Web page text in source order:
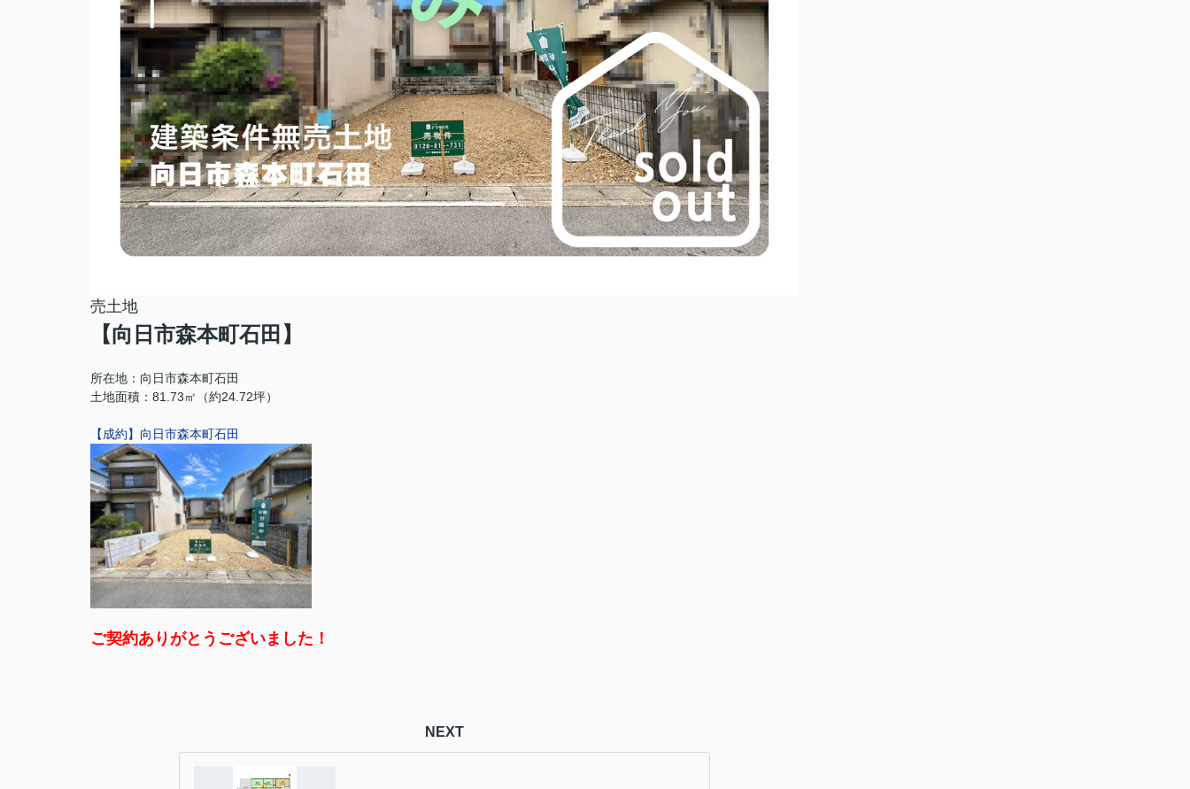
売土地
【向日市森本町石田】
所在地：向日市森本町石田
土地面積：81.73㎡（約24.72坪）
【成約】向日市森本町石田
ご契約ありがとうございました！
NEXT